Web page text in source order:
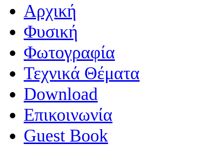
Aρχική
Φυσική
Φωτογραφία
Τεχνικά Θέματα
Download
Επικοινωνία
Guest Book